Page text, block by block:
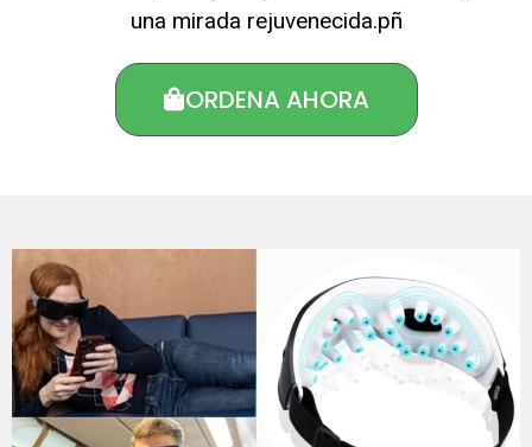
una mirada rejuvenecida.pñ
ORDENA AHORA